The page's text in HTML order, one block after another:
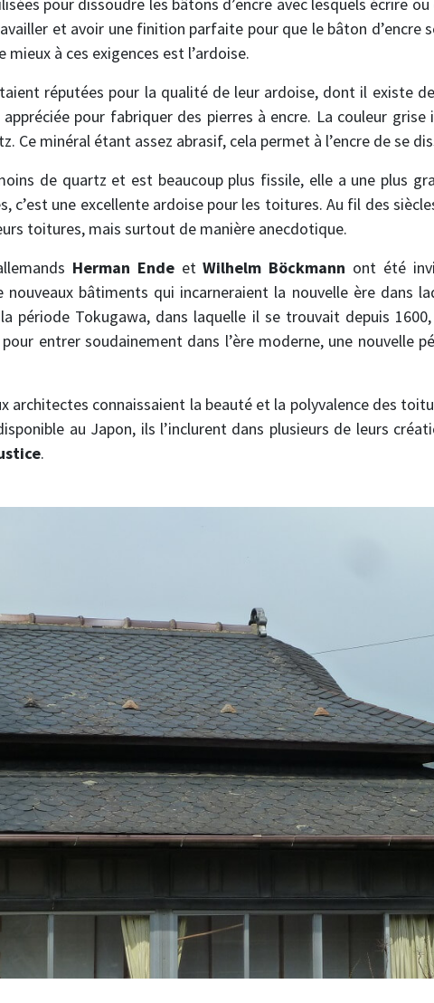
et avoir une finition parfaite pour que le bâton d’encre
mieux à ces exigences est l’ardoise.
réputées pour la qualité de leur ardoise, dont il existe
pour fabriquer des pierres à encre. La couleur grise
Ce minéral étant assez abrasif, cela permet à l’encre de se
de quartz et est beaucoup plus fissile, elle a une plus
c’est une excellente ardoise pour les toitures. Au fil des
toitures, mais surtout de manière anecdotique.
Herman EndeetWilhelm Böckmann ont été
nouveaux bâtiments qui incarneraient la nouvelle ère dans
période Tokugawa, dans laquelle il se trouvait depuis
entrer soudainement dans l’ère moderne, une nouvelle
architectes connaissaient la beauté et la polyvalence des
au Japon, ils l’inclurent dans plusieurs de leurs
.